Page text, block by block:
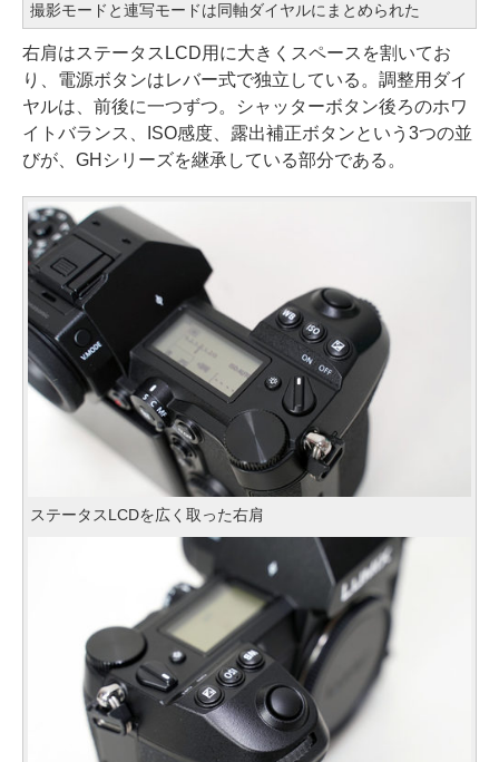
撮影モードと連写モードは同軸ダイヤルにまとめられた
右肩はステータスLCD用に大きくスペースを割いてお
り、電源ボタンはレバー式で独立している。調整用ダイ
ヤルは、前後に一つずつ。シャッターボタン後ろのホワ
イトバランス、ISO感度、露出補正ボタンという3つの並
びが、GHシリーズを継承している部分である。
ステータスLCDを広く取った右肩